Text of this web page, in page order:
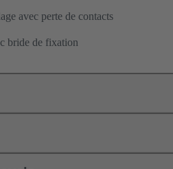
avec perte de contacts
bride de fixation